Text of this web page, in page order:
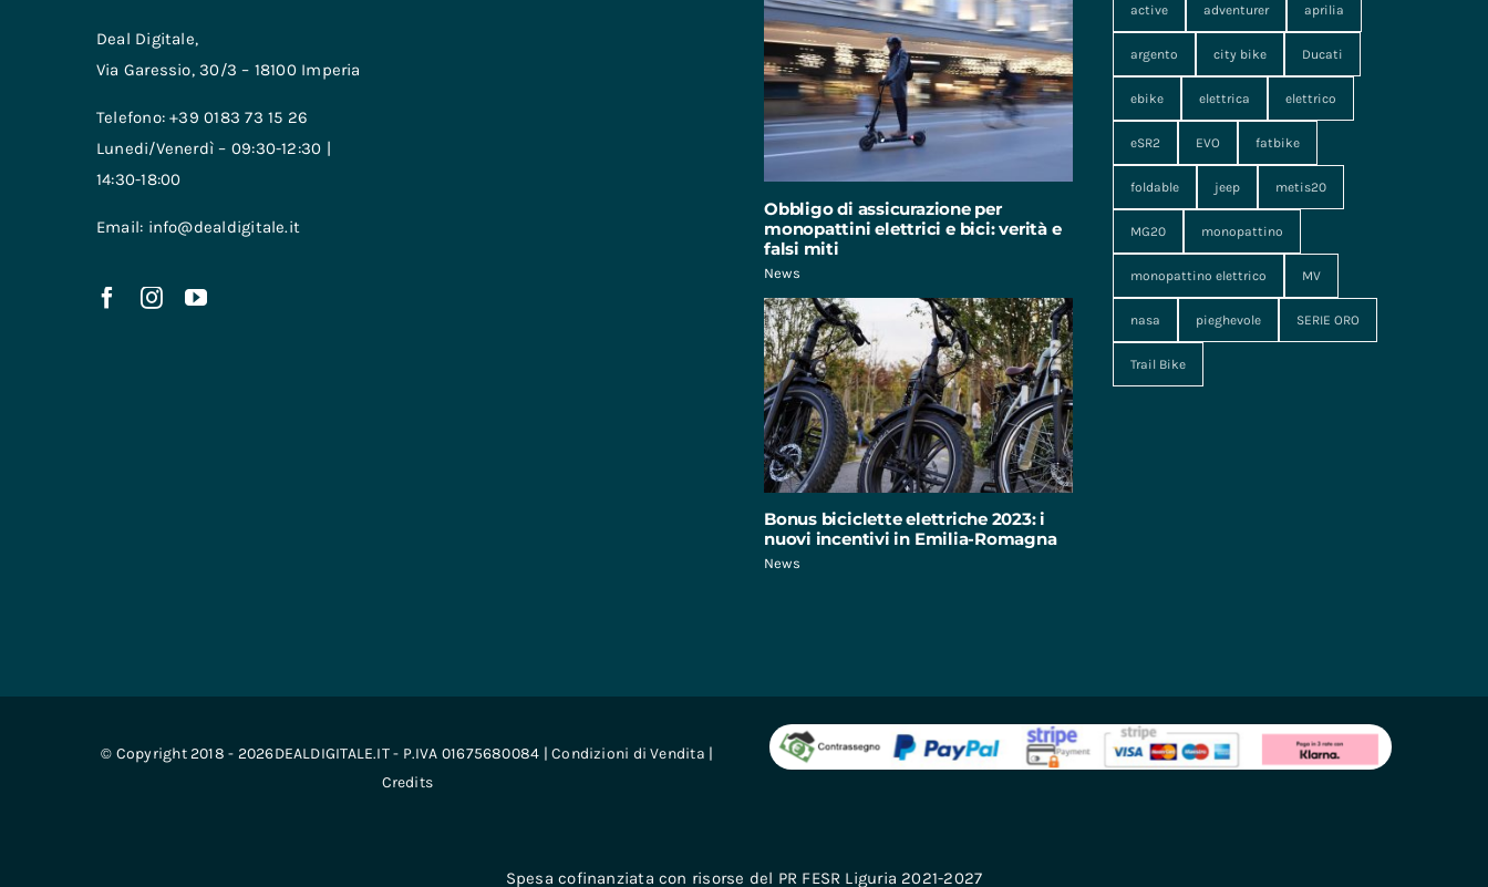
Deal Digitale,
Via Garessio, 30/3 – 18100 Imperia
Telefono: +39 0183 73 15 26
Lunedi/Venerdì – 09:30-12:30 |
14:30-18:00
Email: info@dealdigitale.it
Obbligo di assicurazione per
monopattini elettrici e bici: verità e
falsi miti
News
Bonus biciclette elettriche 2023: i
nuovi incentivi in Emilia-Romagna
News
active adventurer aprilia
argento city bike Ducati
ebike elettrica elettrico
eSR2 EVO fatbike
foldable jeep metis20
MG20 monopattino
monopattino elettrico MV
nasa pieghevole SERIE ORO
Trail Bike
© Copyright 2018 - 2026DEALDIGITALE.IT - P.IVA 01675680084 |Condizioni di Vendita |
Credits
Spesa cofinanziata con risorse del PR FESR Liguria 2021-2027